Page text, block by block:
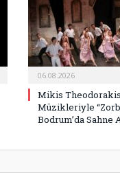
06.08.2026
Mikis
Müzikleriyle
Bodrum’da Sahne